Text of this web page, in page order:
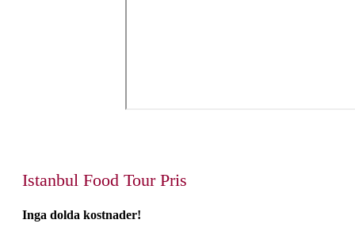
Istanbul Food Tour Pris
Inga dolda kostnader!